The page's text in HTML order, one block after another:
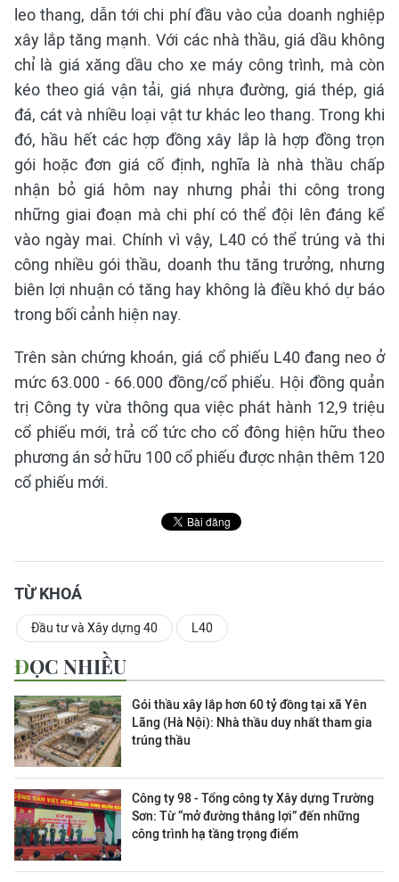
leo thang, dẫn tới chi phí đầu vào của doanh nghiệp
xây lắp tăng mạnh. Với các nhà thầu, giá dầu không
chỉ là giá xăng dầu cho xe máy công trình, mà còn
kéo theo giá vận tải, giá nhựa đường, giá thép, giá
đá, cát và nhiều loại vật tư khác leo thang. Trong khi
đó, hầu hết các hợp đồng xây lắp là hợp đồng trọn
gói hoặc đơn giá cố định, nghĩa là nhà thầu chấp
nhận bỏ giá hôm nay nhưng phải thi công trong
những giai đoạn mà chi phí có thể đội lên đáng kể
vào ngày mai. Chính vì vậy, L40 có thể trúng và thi
công nhiều gói thầu, doanh thu tăng trưởng, nhưng
biên lợi nhuận có tăng hay không là điều khó dự báo
trong bối cảnh hiện nay.
Trên sàn chứng khoán, giá cổ phiếu L40 đang neo ở
mức 63.000 - 66.000 đồng/cổ phiếu. Hội đồng quản
trị Công ty vừa thông qua việc phát hành 12,9 triệu
cổ phiếu mới, trả cổ tức cho cổ đông hiện hữu theo
phương án sở hữu 100 cổ phiếu được nhận thêm 120
cổ phiếu mới.
TỪ KHOÁ
Đầu tư và Xây dựng 40 L40
ĐỌC NHIỀU
Gói thầu xây lắp hơn 60 tỷ đồng tại xã Yên
Lãng (Hà Nội): Nhà thầu duy nhất tham gia
trúng thầu
Công ty 98 - Tổng công ty Xây dựng Trường
Sơn: Từ “mở đường thắng lợi” đến những
công trình hạ tầng trọng điểm